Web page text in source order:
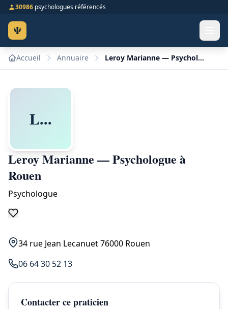
30986 psychologues référencés
Ψ
Accueil Annuaire Leroy Marianne — Psychologue à Rouen
L...
Leroy Marianne — Psychologue à
Rouen
Psychologue
34 rue Jean Lecanuet 76000 Rouen
06 64 30 52 13
Contacter ce praticien